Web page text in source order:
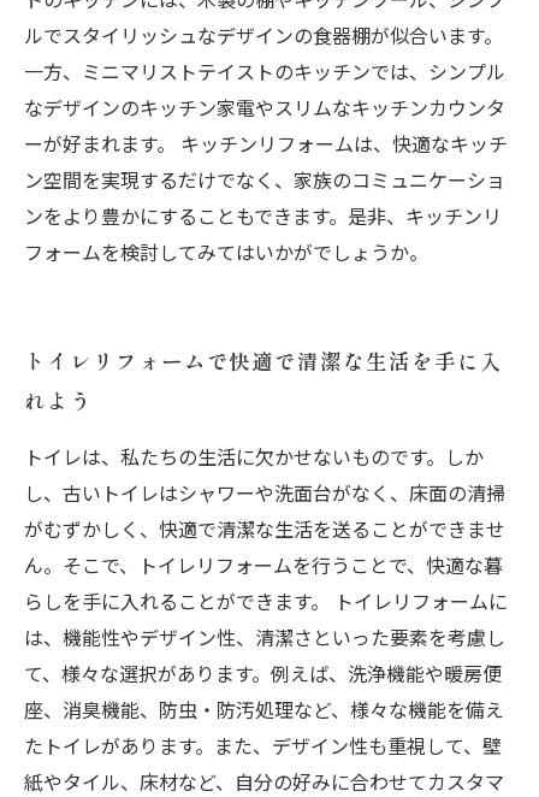
ルでスタイリッシュなデザインの食器棚が似合います。
一方、ミニマリストテイストのキッチンでは、シンプル
なデザインのキッチン家電やスリムなキッチンカウンタ
ーが好まれます。 キッチンリフォームは、快適なキッチ
ン空間を実現するだけでなく、家族のコミュニケーショ
ンをより豊かにすることもできます。是非、キッチンリ
フォームを検討してみてはいかがでしょうか。
トイレリフォームで快適で清潔な生活を手に入
れよう
トイレは、私たちの生活に欠かせないものです。しか
し、古いトイレはシャワーや洗面台がなく、床面の清掃
がむずかしく、快適で清潔な生活を送ることができませ
ん。そこで、トイレリフォームを行うことで、快適な暮
らしを手に入れることができます。 トイレリフォームに
は、機能性やデザイン性、清潔さといった要素を考慮し
て、様々な選択があります。例えば、洗浄機能や暖房便
座、消臭機能、防虫・防汚処理など、様々な機能を備え
たトイレがあります。また、デザイン性も重視して、壁
紙やタイル、床材など、自分の好みに合わせてカスタマ